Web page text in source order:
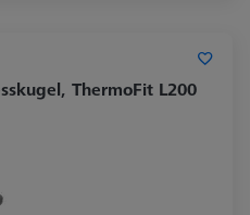
ThermoFit L200